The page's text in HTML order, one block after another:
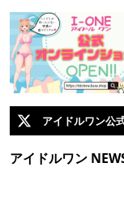
アイドルワン公
アイドルワン